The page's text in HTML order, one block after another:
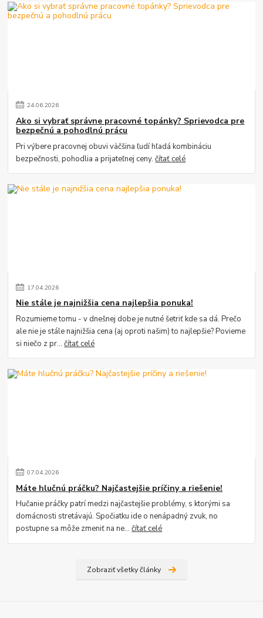
24.06.2026
Ako si vybrať správne pracovné topánky? Sprievodca pre
bezpečnú a pohodlnú prácu
Pri výbere pracovnej obuvi väčšina ľudí hľadá kombináciu
bezpečnosti, pohodlia a prijateľnej ceny.čítať celé
17.04.2026
Nie stále je najnižšia cena najlepšia ponuka!
Rozumieme tomu - v dnešnej dobe je nutné šetriť kde sa dá. Prečo
ale nie je stále najnižšia cena (aj oproti našim) to najlepšie? Povieme
si niečo z pr...čítať celé
07.04.2026
Máte hlučnú práčku? Najčastejšie príčiny a riešenie!
Hučanie práčky patrí medzi najčastejšie problémy, s ktorými sa
domácnosti stretávajú. Spočiatku ide o nenápadný zvuk, no
postupne sa môže zmeniť na ne...čítať celé
Zobraziť všetky články